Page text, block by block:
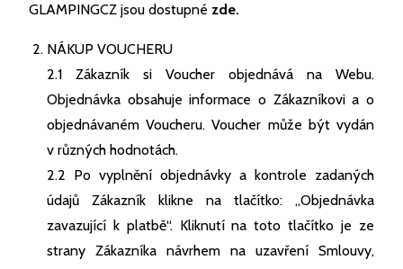
GLAMPINGCZ jsou dostupné zde.
NÁKUP VOUCHERU
2.1 Zákazník si Voucher objednává na Webu.
Objednávka obsahuje informace o Zákazníkovi a o
objednávaném Voucheru. Voucher může být vydán
v různých hodnotách.
2.2 Po vyplnění objednávky a kontrole zadaných
údajů Zákazník klikne na tlačítko: „Objednávka
zavazující k platbě“. Kliknutí na toto tlačítko je ze
strany Zákazníka návrhem na uzavření Smlouvy,